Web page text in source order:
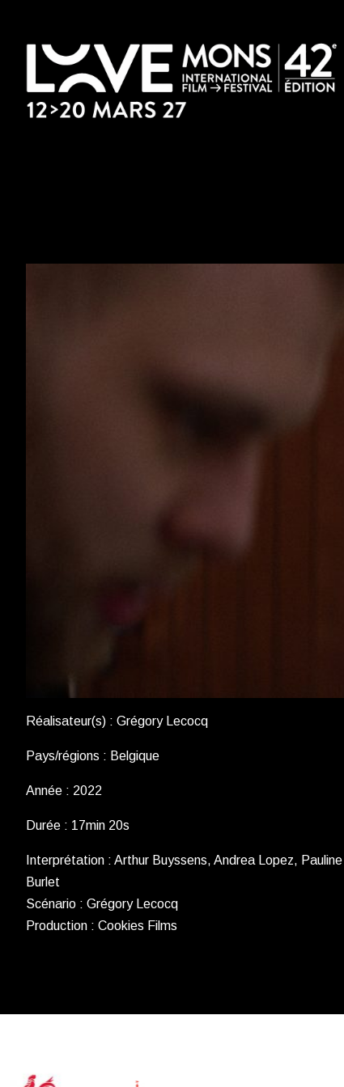
Réalisateur(s) : Grégory Lecocq
Pays/régions : Belgique
Année : 2022
Durée : 17min 20s
Interprétation : Arthur Buyssens, Andrea Lopez, Pauline
Burlet
Scénario : Grégory Lecocq
Production : Cookies Films